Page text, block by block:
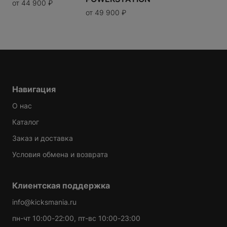
от 44 900 ₽
от 49 900 ₽
Навигация
О нас
Каталог
Заказ и доставка
Условия обмена и возврата
Клиентская поддержка
info@kicksmania.ru
пн-чт 10:00-22:00, пт-вс 10:00-23:00